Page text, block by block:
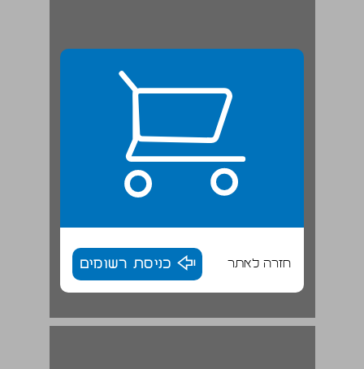
חזרה לאתר כניסת רשומים